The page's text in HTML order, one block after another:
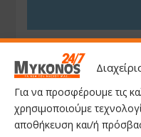
Για να προσφέρουμε τις
χρησιμοποιούμε
αποθήκευση και/ή